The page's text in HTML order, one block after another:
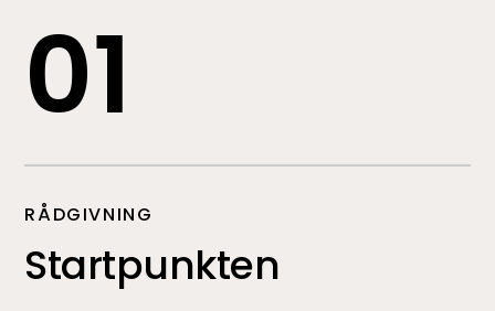
01
RÅDGIVNING
Startpunkten